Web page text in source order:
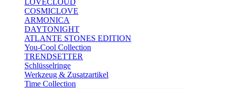
LOVECLOUD
COSMICLOVE
ARMONICA
DAYTONIGHT
ATLANTE STONES EDITION
You-Cool Collection
TRENDSETTER
Schlüsselringe
Werkzeug & Zusatzartikel
Time Collection